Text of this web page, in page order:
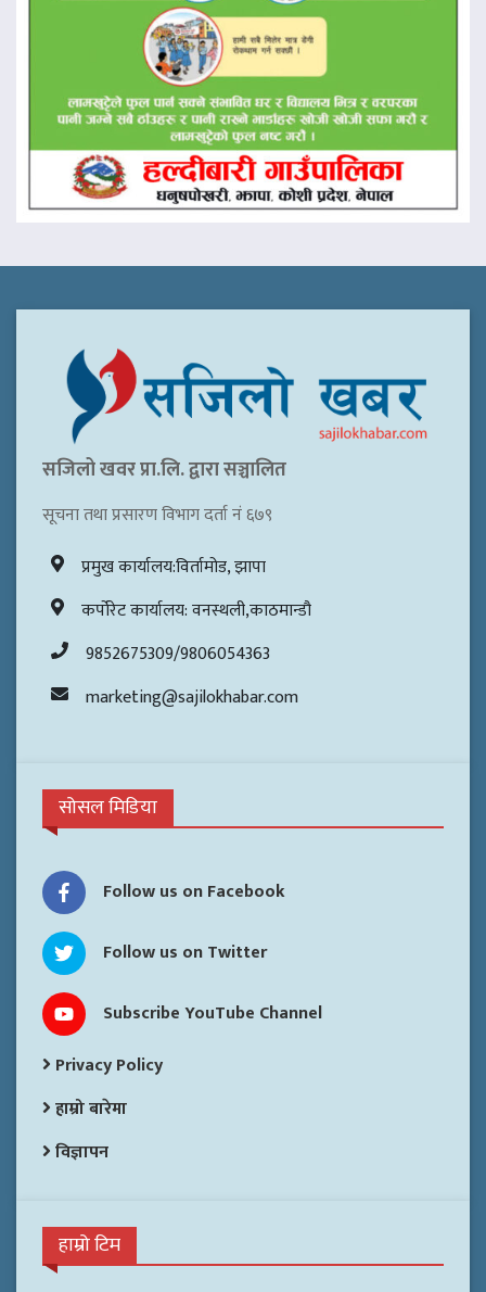
सजिलो खवर प्रा.लि. द्वारा सञ्चालित
सूचना तथा प्रसारण विभाग दर्ता नं ६७९
प्रमुख कार्यालय:विर्तामोड, झापा
कर्पोरेट कार्यालय: वनस्थली,काठमान्डौ
9852675309/9806054363
marketing@sajilokhabar.com
सोसल मिडिया
Follow us on Facebook
Follow us on Twitter
Subscribe YouTube Channel
Privacy Policy
हाम्रो बारेमा
विज्ञापन
हाम्रो टिम